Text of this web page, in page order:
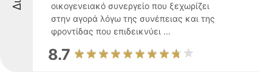
οικογενειακό συνεργείο που ξεχωρίζει
στην αγορά λόγω της συνέπειας και της
φροντίδας που επιδεικνύει ...
8.7